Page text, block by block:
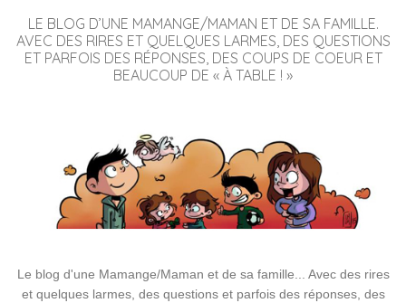
LE BLOG D’UNE MAMANGE/MAMAN ET DE SA FAMILLE.
AVEC DES RIRES ET QUELQUES LARMES, DES QUESTIONS
ET PARFOIS DES RÉPONSES, DES COUPS DE COEUR ET
BEAUCOUP DE « À TABLE ! »
Le blog d'une Mamange/Maman et de sa famille... Avec des rires
et quelques larmes, des questions et parfois des réponses, des